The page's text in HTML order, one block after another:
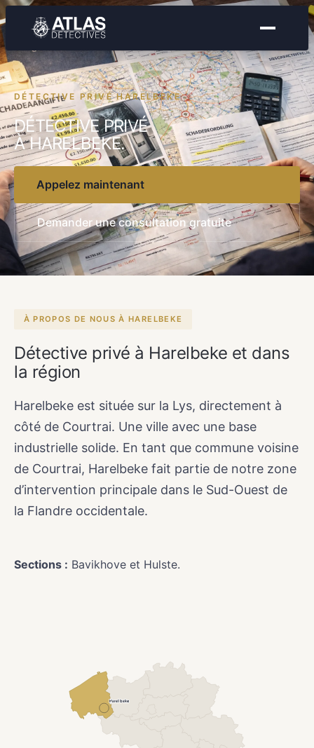
DÉTECTIVE PRIVÉ HARELBEKE
DÉTECTIVE PRIVÉ
À HARELBEKE.
Appelez maintenant
Demander une consultation gratuite
À PROPOS DE NOUS À HARELBEKE
Détective privé à Harelbeke et dans
la région
Harelbeke est située sur la Lys, directement à
côté de Courtrai. Une ville avec une base
industrielle solide. En tant que commune voisine
de Courtrai, Harelbeke fait partie de notre zone
d’intervention principale dans le Sud-Ouest de
la Flandre occidentale.
Sections : Bavikhove et Hulste.
Harelbeke